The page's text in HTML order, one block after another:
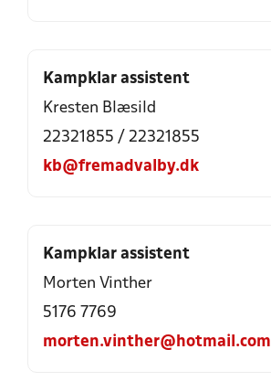
Kampklar assistent
Kresten Blæsild
22321855 / 22321855
kb@fremadvalby.dk
Kampklar assistent
Morten Vinther
5176 7769
morten.vinther@hotmail.com